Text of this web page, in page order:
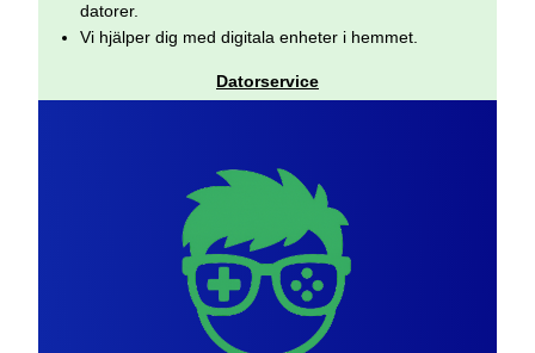
datorer.
Vi hjälper dig med digitala enheter i hemmet.
Datorservice